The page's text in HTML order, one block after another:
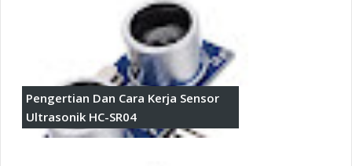
Pengertian Dan Cara Kerja Sensor
Ultrasonik HC-SR04